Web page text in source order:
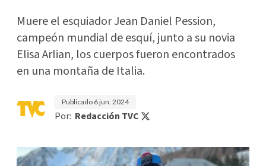
Muere el esquiador Jean Daniel Pession,
campeón mundial de esquí, junto a su novia
Elisa Arlian, los cuerpos fueron encontrados
en una montaña de Italia.
Publicado 6 jun. 2024
Por: Redacción TVC